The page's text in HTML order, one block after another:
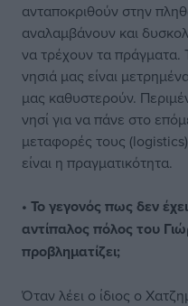
ανταποκριθούν στην
αναλαμβάνουν και
να τρέχουν τα πράγματα.
νησιά μας είναι
μας καθυστερούν.
νησί για να πάνε στο
μεταφορές τους
είναι η πραγματικότητα.
• Το γεγονός πως δεν
αντίπαλος πόλος του
προβληματίζει;
Όταν λέει ο ίδιος ο